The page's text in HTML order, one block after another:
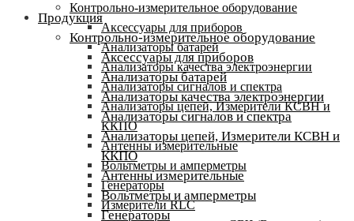
Контрольно-измерительное оборудование
Аксессуары для приборов
Анализаторы батарей
Анализаторы качества электроэнергии
Анализаторы сигналов и спектра
Анализаторы цепей, Измерители КСВН и
ККПО
Антенны измерительные
Вольтметры и амперметры
Генераторы
Измерители RLC
Продукция
Контрольно-измерительное оборудование
Аксессуары для приборов
Анализаторы батарей
Анализаторы качества электроэнергии
Анализаторы сигналов и спектра
Анализаторы цепей, Измерители КСВН и
ККПО
Антенны измерительные
Вольтметры и амперметры
Генераторы